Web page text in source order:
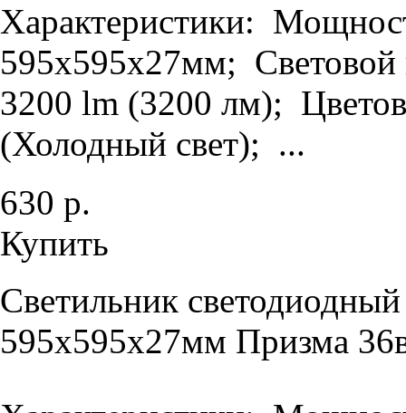
Характеристики:
595х595х27мм; Световой
3200 lm (3200 лм);
(Холодный свет); ...
630 р.
Купить
Светильник
595х595х27мм Призма